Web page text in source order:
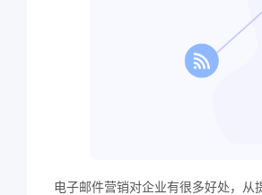
电子邮件营销对企业有很多好处，从